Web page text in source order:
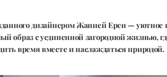
дизайнером Жанией Ерен — уютное
образ с уединенной загородной жизнью,
время вместе и наслаждаться природой.